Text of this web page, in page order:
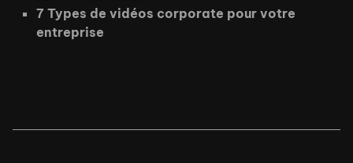
7 Types de vidéos corporate pour votre
entreprise